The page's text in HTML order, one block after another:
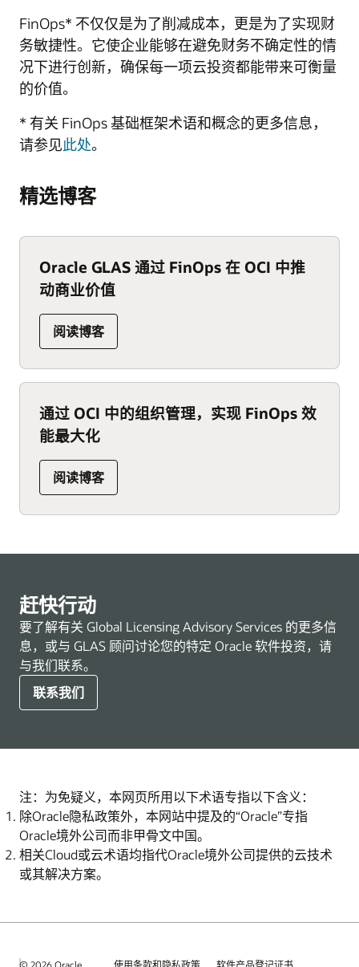
FinOps* 不仅仅是为了削减成本，更是为了实现财
务敏捷性。它使企业能够在避免财务不确定性的情
况下进行创新，确保每一项云投资都能带来可衡量
的价值。
* 有关 FinOps 基础框架术语和概念的更多信息，
请参见此处。
精选博客
Oracle GLAS 通过 FinOps 在 OCI 中推
动商业价值
阅读博客
，
了
解
Oracle
如
何
过
FinOps
商
业
价
值
通过 OCI 中的组织管理，实现 FinOps 效
能最大化
阅读博客
，
了
解
OCI
中
的
组
织
管
理，
能
最
大
化
赶快行动
要了解有关 Global Licensing Advisory Services 的更多信
息，或与 GLAS 顾问讨论您的特定 Oracle 软件投资，请
与我们联系。
联系我们
注：为免疑义，本网页所用以下术语专指以下含义：
除Oracle隐私政策外，本网站中提及的“Oracle”专指
Oracle境外公司而非甲骨文中国。
相关Cloud或云术语均指代Oracle境外公司提供的云技术
或其解决方案。
© 2026 Oracle